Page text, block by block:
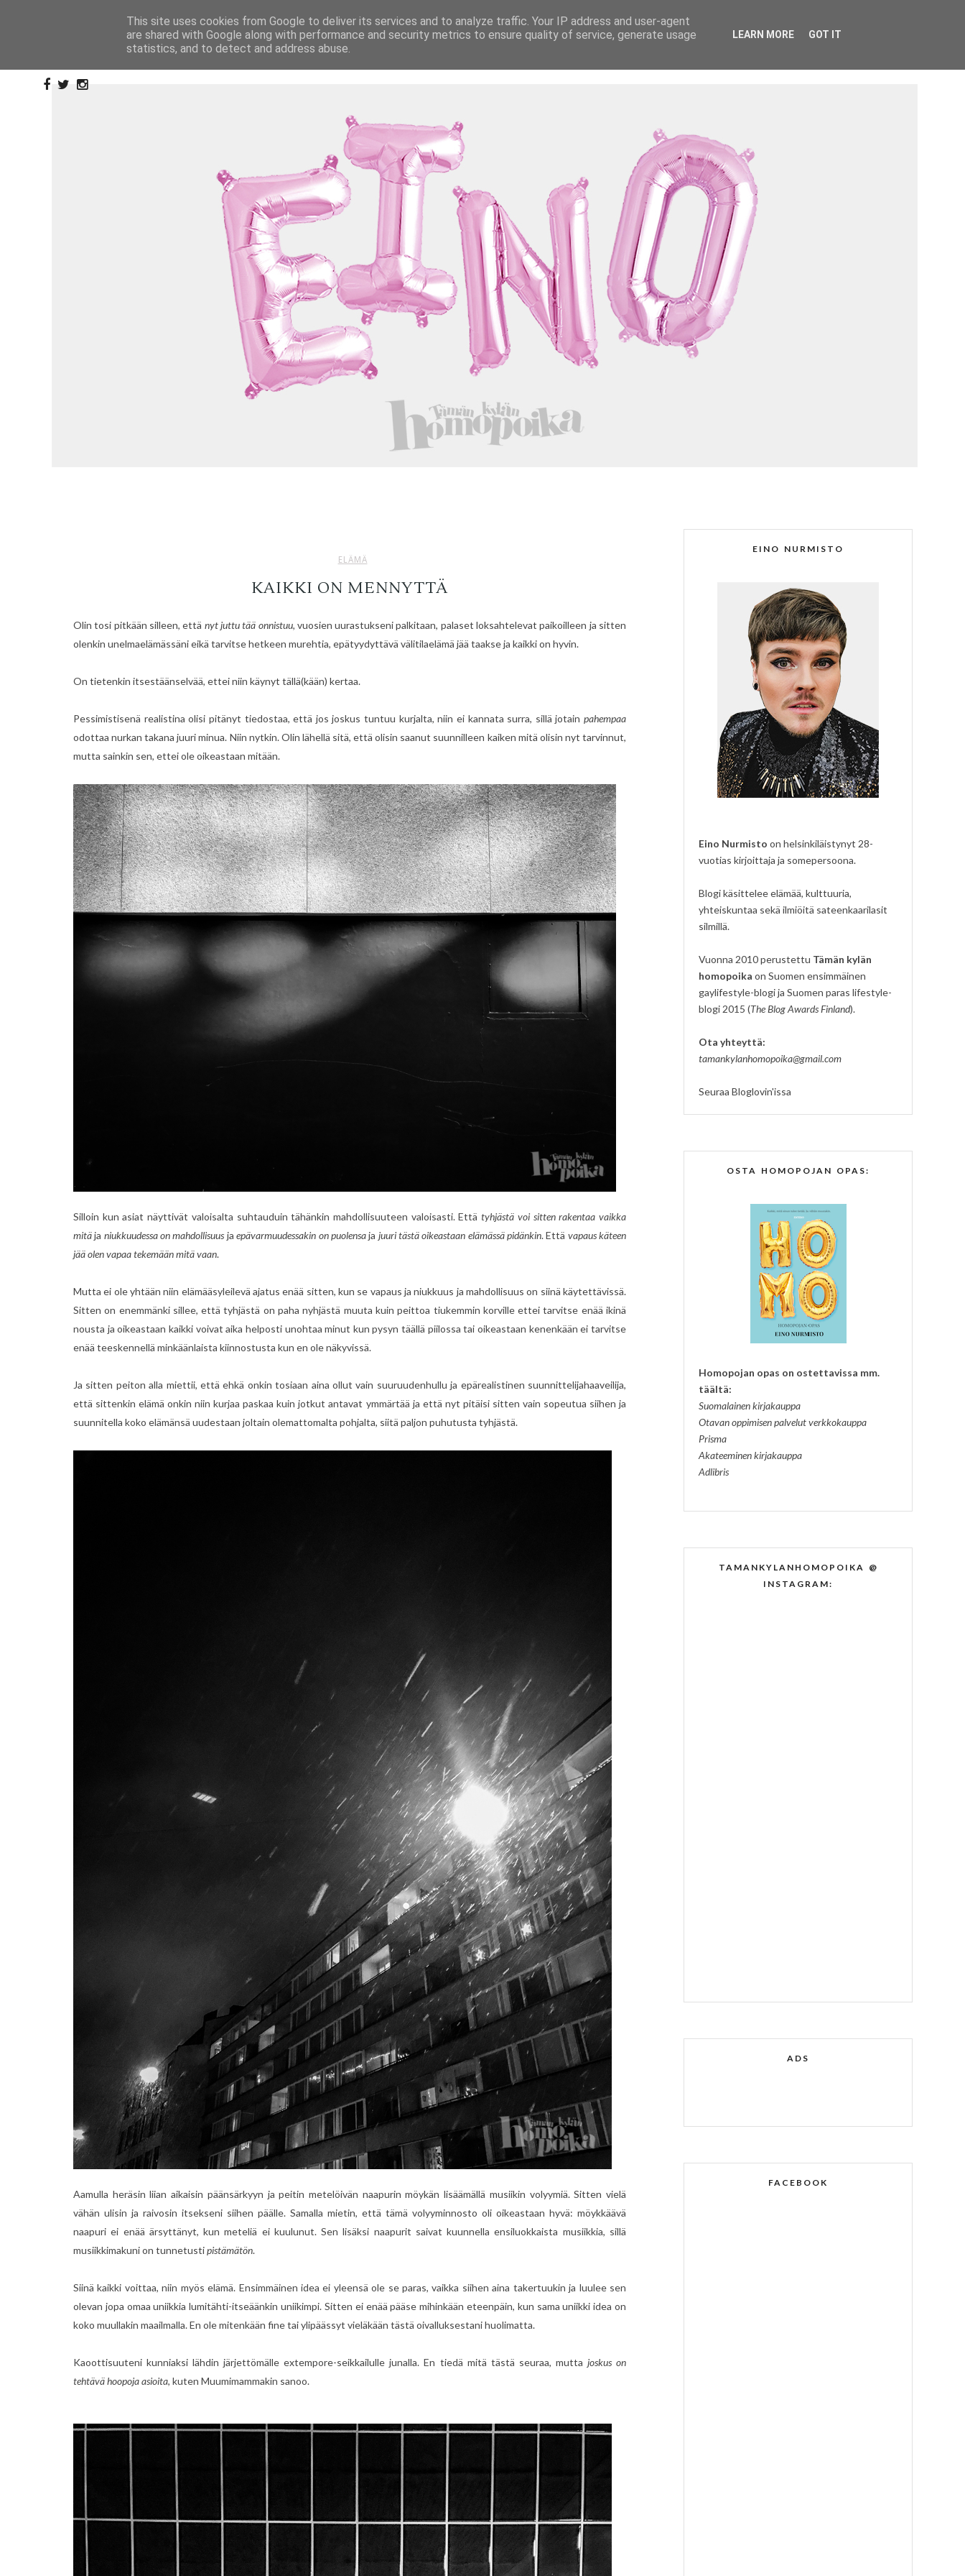
ELÄMÄ
KAIKKI ON MENNYTTÄ
Olin tosi pitkään silleen, että nyt juttu tää onnistuu, vuosien uurastukseni palkitaan, palaset loksahtelevat paikoilleen ja sitten
olenkin unelmaelämässäni eikä tarvitse hetkeen murehtia, epätyydyttävä välitilaelämä jää taakse ja kaikki on hyvin.
On tietenkin itsestäänselvää, ettei niin käynyt tällä(kään) kertaa.
Pessimistisenä realistina olisi pitänyt tiedostaa, että jos joskus tuntuu kurjalta, niin ei kannata surra, sillä jotain pahempaa
odottaa nurkan takana juuri minua. Niin nytkin. Olin lähellä sitä, että olisin saanut suunnilleen kaiken mitä olisin nyt tarvinnut,
mutta sainkin sen, ettei ole oikeastaan mitään.
Silloin kun asiat näyttivät valoisalta suhtauduin tähänkin mahdollisuuteen valoisasti. Ettätyhjästä voi sitten rakentaa vaikka
mitäja niukkuudessa on mahdollisuus jaepävarmuudessakin on puolensaja juuri tästä oikeastaan elämässä pidänkin. Että vapaus käteen
jää olen vapaa tekemään mitä vaan.
Mutta ei ole yhtään niin elämääsyleilevä ajatus enää sitten, kun se vapaus ja niukkuus ja mahdollisuus on siinä käytettävissä.
Sitten on enemmänki sillee, että tyhjästä on paha nyhjästä muuta kuin peittoa tiukemmin korville ettei tarvitse enää ikinä
nousta ja oikeastaan kaikki voivat aika helposti unohtaa minut kun pysyn täällä piilossa tai oikeastaan kenenkään ei tarvitse
enää teeskennellä minkäänlaista kiinnostusta kun en ole näkyvissä.
Ja sitten peiton alla miettii, että ehkä onkin tosiaan aina ollut vain suuruudenhullu ja epärealistinen suunnittelijahaaveilija,
että sittenkin elämä onkin niin kurjaa paskaa kuin jotkut antavat ymmärtää ja että nyt pitäisi sitten vain sopeutua siihen ja
suunnitella koko elämänsä uudestaan joltain olemattomalta pohjalta, siitä paljon puhutusta tyhjästä.
Aamulla heräsin liian aikaisin päänsärkyyn ja peitin metelöivän naapurin möykän lisäämällä musiikin volyymiä. Sitten vielä
vähän ulisin ja raivosin itsekseni siihen päälle. Samalla mietin, että tämä volyyminnosto oli oikeastaan hyvä: möykkäävä
naapuri ei enää ärsyttänyt, kun meteliä ei kuulunut. Sen lisäksi naapurit saivat kuunnella ensiluokkaista musiikkia, sillä
musiikkimakuni on tunnetustipistämätön.
Siinä kaikki voittaa, niin myös elämä. Ensimmäinen idea ei yleensä ole se paras, vaikka siihen aina takertuukin ja luulee sen
olevan jopa omaa uniikkia lumitähti-itseäänkin uniikimpi. Sitten ei enää pääse mihinkään eteenpäin, kun sama uniikki idea on
koko muullakin maailmalla. En ole mitenkään fine tai ylipäässyt vieläkään tästä oivalluksestani huolimatta.
Kaoottisuuteni kunniaksi lähdin järjettömälle extempore-seikkailulle junalla. En tiedä mitä tästä seuraa, mutta joskus on
tehtävä hoopoja asioita, kuten Muumimammakin sanoo.
EINO NURMISTO
Eino Nurmisto on helsinkiläistynyt 28-
vuotias kirjoittaja ja somepersoona.
Blogi käsittelee elämää, kulttuuria,
yhteiskuntaa sekä ilmiöitä sateenkaarilasit
silmillä.
Vuonna 2010 perustettu Tämän kylän
homopoika on Suomen ensimmäinen
gaylifestyle-blogi ja Suomen paras lifestyle-
blogi 2015 (The Blog Awards Finland).
Ota yhteyttä:
tamankylanhomopoika@gmail.com
Seuraa Bloglovin'issa
OSTA HOMOPOJAN OPAS:
Homopojan opas on ostettavissa mm.
täältä:
Suomalainen kirjakauppa
Otavan oppimisen palvelut verkkokauppa
Prisma
Akateeminen kirjakauppa
Adlibris
TAMANKYLANHOMOPOIKA @
INSTAGRAM:
ADS
FACEBOOK
This site uses cookies from Google to deliver its services and to analyze traffic. Your IP address and user-agent
are shared with Google along with performance and security metrics to ensure quality of service, generate usage
statistics, and to detect and address abuse.
LEARN MORE GOT IT